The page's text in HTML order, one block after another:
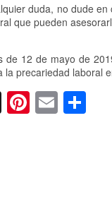
duda, no dude en
que pueden
de 12 de mayo de
la precariedad laboral
X Pi E